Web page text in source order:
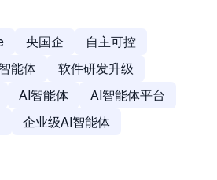
央国企
自主可控
能体
软件研发升级
AI智能体
AI智能体平台
企业级AI智能体